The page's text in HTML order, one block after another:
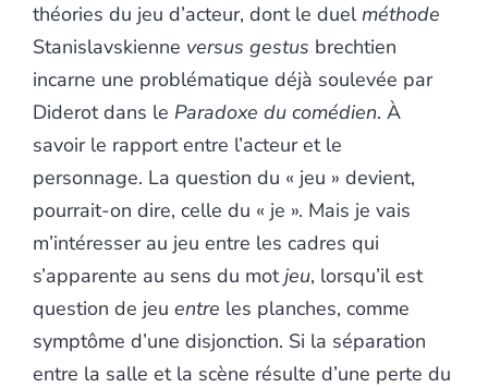
théories du jeu d’acteur, dont le duelméthode
Stanislavskienne versus gestus brechtien
incarne une problématique déjà soulevée par
Diderot dans le Paradoxe du comédien. À
savoir le rapport entre l’acteur et le
personnage. La question du « jeu » devient,
pourrait-on dire, celle du « je ». Mais je vais
m’intéresser au jeu entre les cadres qui
s’apparente au sens du motjeu, lorsqu’il est
question de jeu entre les planches, comme
symptôme d’une disjonction. Si la séparation
entre la salle et la scène résulte d’une perte du